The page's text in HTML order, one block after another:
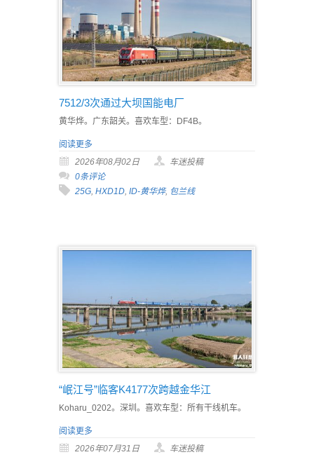
7512/3次通过大坝国能电厂
黄华烨。广东韶关。喜欢车型：DF4B。
阅读更多
2026年08月02日
车迷投稿
0条评论
25G, HXD1D, ID-黄华烨, 包兰线
“岷江号”临客K4177次跨越金华江
Koharu_0202。深圳。喜欢车型：所有干线机车。
阅读更多
2026年07月31日
车迷投稿